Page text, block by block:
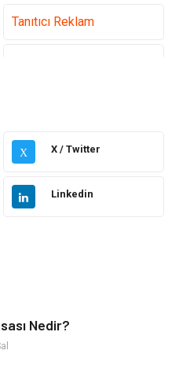
Tanıtıcı Reklam
Giyim
Makine
X X / Twitter
Linkedin
Nedir?